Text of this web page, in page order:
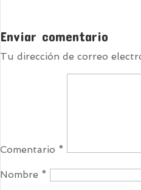
Enviar comentario
Tu dirección de correo
Comentario *
Nombre *